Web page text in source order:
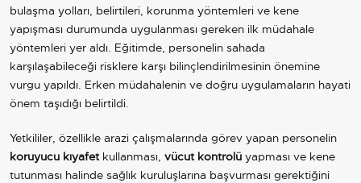
bulaşma yolları, belirtileri, korunma yöntemleri ve kene
yapışması durumunda uygulanması gereken ilk müdahale
yöntemleri yer aldı. Eğitimde, personelin sahada
karşılaşabileceği risklere karşı bilinçlendirilmesinin önemine
vurgu yapıldı. Erken müdahalenin ve doğru uygulamaların hayati
önem taşıdığı belirtildi.
Yetkililer, özellikle arazi çalışmalarında görev yapan personelin
koruyucu kıyafetkullanması, vücut kontrolü yapması ve kene
tutunması halinde sağlık kuruluşlarına başvurması gerektiğini